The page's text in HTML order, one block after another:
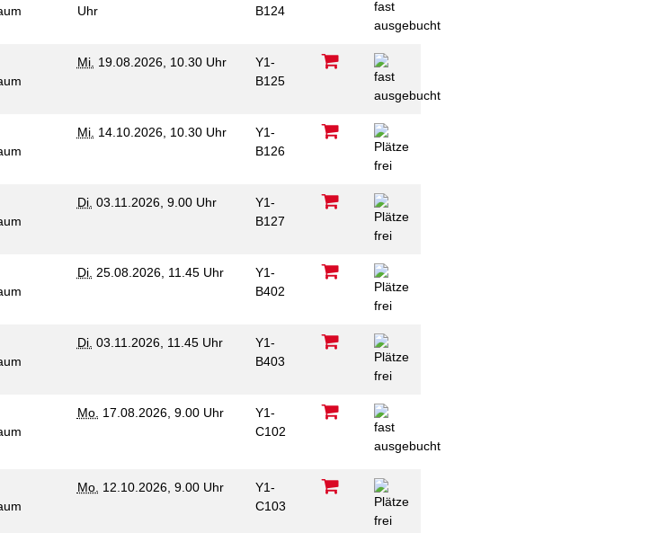
Uhr
B124
Mi. 19.08.2026, 10.30 Uhr
Y1-
B125
Mi. 14.10.2026, 10.30 Uhr
Y1-
B126
Di. 03.11.2026, 9.00 Uhr
Y1-
B127
Di. 25.08.2026, 11.45 Uhr
Y1-
B402
Di. 03.11.2026, 11.45 Uhr
Y1-
B403
Mo. 17.08.2026, 9.00 Uhr
Y1-
C102
Mo. 12.10.2026, 9.00 Uhr
Y1-
C103